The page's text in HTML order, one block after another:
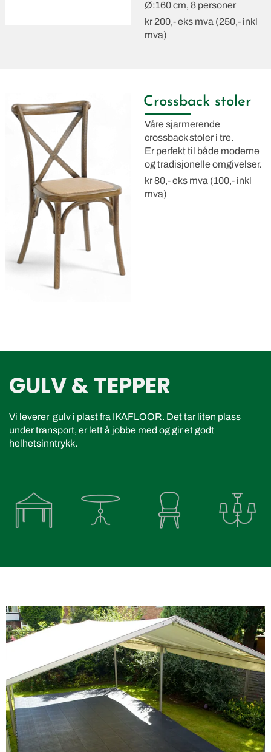
Ø:160 cm, 8 personer
kr 200,- eks mva (250,- inkl
mva)
Crossback stoler
Våre sjarmerende
crossback stoler i tre.
Er perfekt til både moderne
og tradisjonelle omgivelser.
kr 80,- eks mva (100,- inkl
mva)
GULV & TEPPER
Vi leverer gulv i plast fra IKAFLOOR. Det tar liten plass
under transport, er lett å jobbe med og gir et godt
helhetsinntrykk.